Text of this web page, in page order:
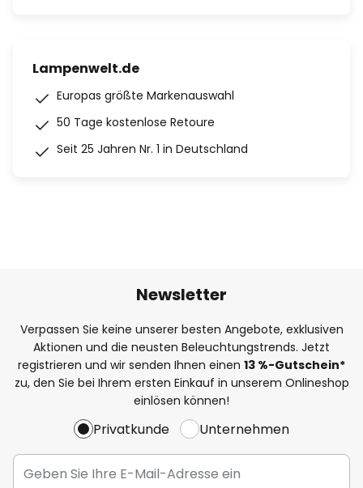
Lampenwelt.de
Europas größte Markenauswahl
50 Tage kostenlose Retoure
Seit 25 Jahren Nr. 1 in Deutschland
Newsletter
Verpassen Sie keine unserer besten Angebote, exklusiven
Aktionen und die neusten Beleuchtungstrends. Jetzt
registrieren und wir senden Ihnen einen 13 %-Gutschein*
zu, den Sie bei Ihrem ersten Einkauf in unserem Onlineshop
einlösen können!
Privatkunde Unternehmen